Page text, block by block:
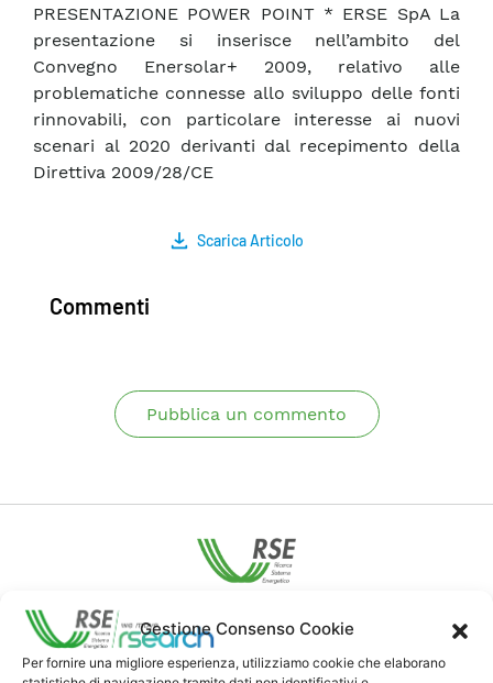
Gestione Consenso Cookie
Per fornire una migliore esperienza, utilizziamo cookie che elaborano
PRESENTAZIONE POWER POINT * ERSE SpA La
presentazione si inserisce nell’ambito del
Convegno Enersolar+ 2009, relativo alle
problematiche connesse allo sviluppo delle fonti
rinnovabili, con particolare interesse ai nuovi
scenari al 2020 derivanti dal recepimento della
Direttiva 2009/28/CE
Scarica Articolo
Commenti
Pubblica un commento
Contatti